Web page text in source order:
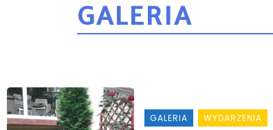
GALERIA
GALERIA WYDARZENIA